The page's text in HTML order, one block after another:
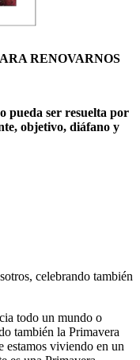
RENOVARNOS
pueda ser resuelta por
objetivo, diáfano y
celebrando también
todo un mundo o
también la Primavera
estamos viviendo en un